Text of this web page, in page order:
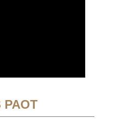
PAOT